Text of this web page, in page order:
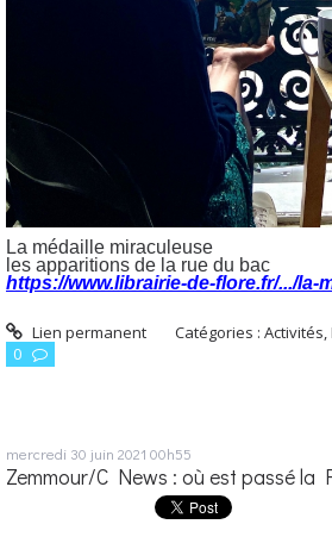
La médaille miraculeuse
les apparitions de la rue du bac
https://www.librairie-de-flore.fr/.../la-
Lien permanent Catégories :
0
mercredi 30 juin 2021 00h55
Zemmour/C News : où est passé la